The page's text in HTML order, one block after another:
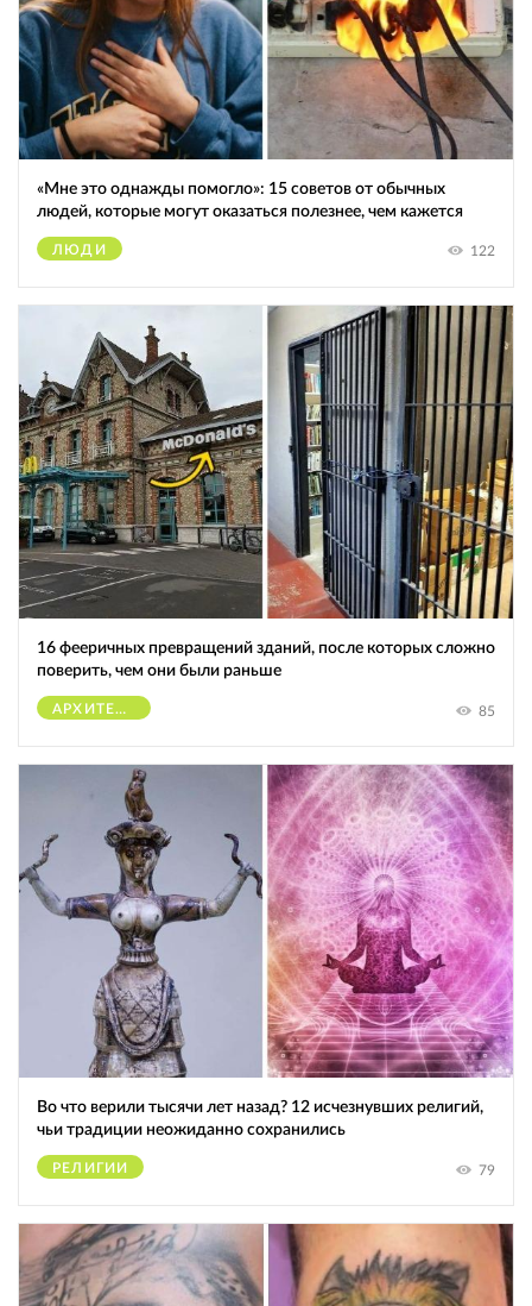
«Мне это однажды помогло»: 15 советов от обычных
людей, которые могут оказаться полезнее, чем кажется
ЛЮДИ 122
16 фееричных превращений зданий, после которых сложно
поверить, чем они были раньше
АРХИТЕКТУРА 85
Во что верили тысячи лет назад? 12 исчезнувших религий,
чьи традиции неожиданно сохранились
РЕЛИГИИ 79